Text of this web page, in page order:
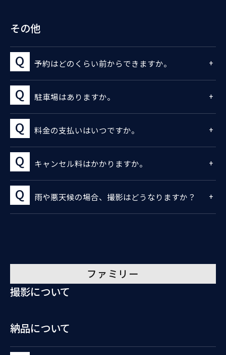
その他
予約はどのくらい前からできますか。
駐車場はありますか。
料金の支払いはいつですか。
キャンセル料はかかりますか。
雨や悪天候の場合、撮影はどうなりますか？
ファミリー
撮影について
納品について